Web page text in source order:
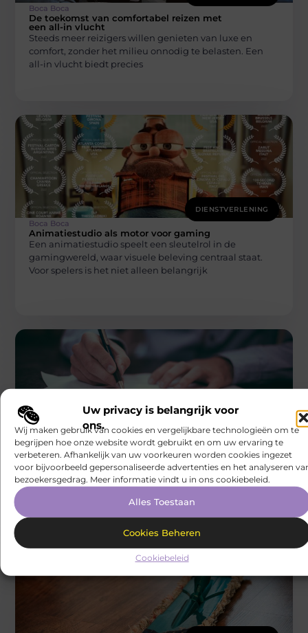
Uw privacy is belangrijk voor
ons.
Wij maken gebruik van cookies en vergelijkbare technologieën om te
begrijpen hoe onze website wordt gebruikt en om uw ervaring te
verbeteren. Afhankelijk van uw voorkeuren worden cookies ingezet
voor bijvoorbeeld gepersonaliseerde advertenties en het analyseren
bezoekersgedrag. Meer informatie vindt u in ons cookiebeleid.
Alles Toestaan
Cookies Beheren
Cookiebeleid
Boca Boca
De toekomst van comfortabel reizen met
een all-in vlucht
Steeds meer reizigers willen genieten van luxe en
comfort, zonder het milieu onnodig te belasten. Een
all-in vlucht biedt precies
DIENSTVERLENING
Boca Boca
Animatiestudio als motor voor gaming
Een animatiestudio speelt een sleutelrol in de
gamingwereld, waar visuele beleving centraal staat.
Voor spelers is het niet alleen belangrijk
Boca Boca
Krijg helder juridisch inzicht via een
gespecialiseerd advocatenkantoor uit
Antwerpen
Zakelijke samenwerkingen zijn essentieel voor de groei
en duurzaamheid van elke onderneming. Toch
brengen handelsrelaties ook juridische risico’s met zich